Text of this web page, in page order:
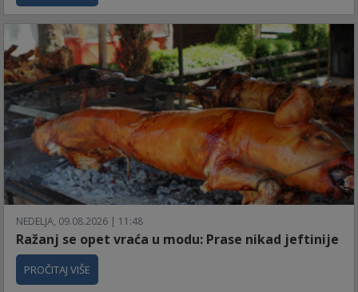
NEDELJA, 09.08.2026 | 11:48
Ražanj se opet vraća u modu: Prase nikad jeftinije
PROČITAJ VIŠE